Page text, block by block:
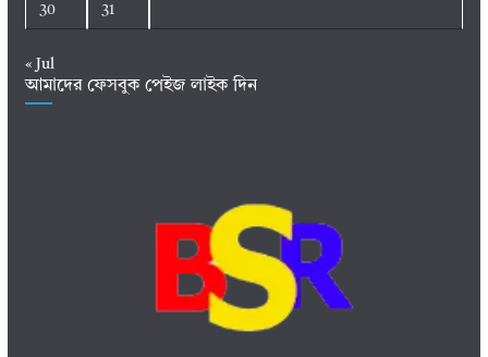
30 31
« Jul
আমাদের ফেসবুক পেইজ লাইক দিন